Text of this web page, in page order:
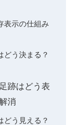
表示の仕組み
どう決まる？
跡はどう表
消
どう見える？